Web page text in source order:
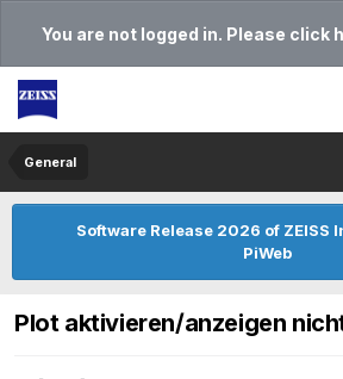
You are not logged in. Please click
General
Software Release 2026 of ZEISS
PiWeb
Plot aktivieren/anzeigen